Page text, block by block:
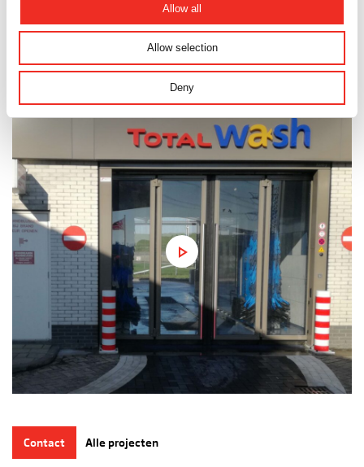
Allow all
Allow selection
Deny
Contact Alle projecten